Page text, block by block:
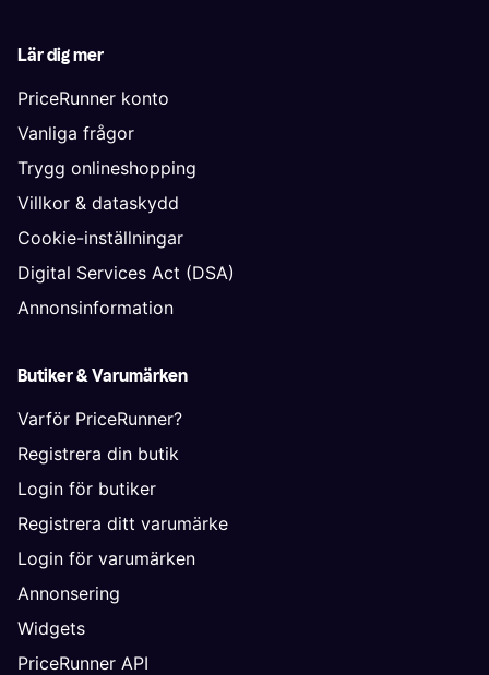
Lär dig mer
PriceRunner konto
Vanliga frågor
Trygg onlineshopping
Villkor & dataskydd
Cookie-inställningar
Digital Services Act (DSA)
Annonsinformation
Butiker & Varumärken
Varför PriceRunner?
Registrera din butik
Login för butiker
Registrera ditt varumärke
Login för varumärken
Annonsering
Widgets
PriceRunner API